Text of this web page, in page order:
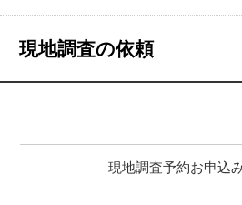
現地調査の依頼
現地調査予約お申込